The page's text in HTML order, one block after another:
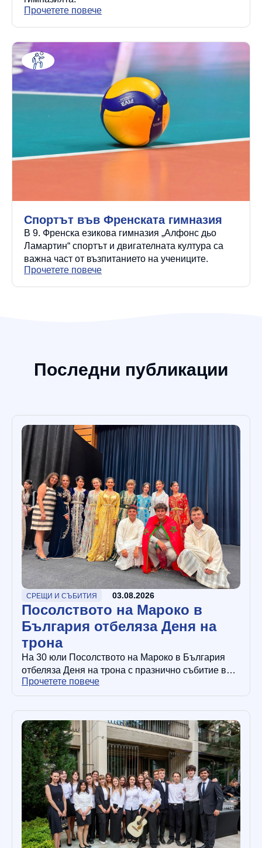
Прочетете повече
Спортът във Френската гимназия
В 9. Френска езикова гимназия „Алфонс дьо
Ламартин“ спортът и двигателната култура са
важна част от възпитанието на учениците.
Прочетете повече
Последни публикации
СРЕЩИ И СЪБИТИЯ 03.08.2026
Посолството на Мароко в
България отбеляза Деня на
трона
На 30 юли Посолството на Мароко в България
отбеляза Деня на трона с празнично събитие в
Университета по архитектура, строителство и
геодезия. Повод за събитието…
Прочетете повече